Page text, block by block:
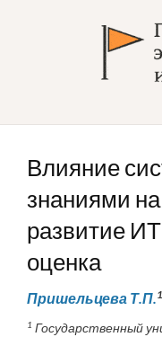
Влияние
знаниями
развитие
оценка
Пришельцева Т.П.1
1 Государственный